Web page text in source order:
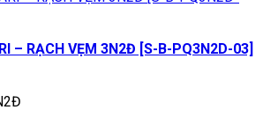
– RẠCH VẸM 3N2Đ [S-B-PQ3N2D-03]